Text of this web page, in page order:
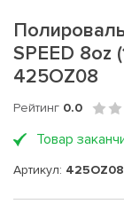
SPEED 8oz
425OZ08
Рейтинг 0.0
Товар
Артикул: 425OZ08